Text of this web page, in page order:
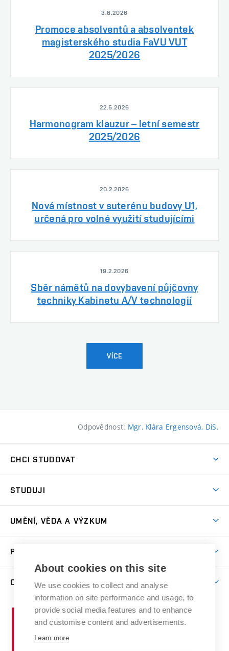
3.6.2026
Promoce absolventů a absolventek
magisterského studia FaVU VUT
2025/2026
22.5.2026
Harmonogram klauzur – letní semestr
2025/2026
20.2.2026
Nová místnost v suterénu budovy U1,
určená pro volné využití studujícími
19.2.2026
Sběr námětů na dovybavení půjčovny
techniky Kabinetu A/V technologií
VÍCE
Odpovědnost: Mgr. Klára Ergensová, DiS.
CHCI STUDOVAT
Přijímačky
Dny otevřených dveří
Přípravné kurzy
Studium bez bariér
Katedra teorií a dějin umění
Kabinety a dílny
Kontakt
E-přihláška
STUDUJI
Časový plán studia
Studijní předpisy a formuláře
Studium a stáže v zahraničí
Rezidenční pobyty
Odborná praxe
Stipendia
UMĚNÍ, VĚDA A VÝZKUM
Publikační činnost
Projekty
Výstavy
PRO VEŘEJNOST
Letní školy a semestrální kurzy
Nakladatelská a vydavatelská činnost
Research Catalogue
Galerie
O FAKULTĚ
Aktuality
Informační tabule
Organizační struktura
Vysoké
učení
About cookies on this site
We use cookies to collect and analyse
information on site performance and usage, to
provide social media features and to enhance
and customise content and advertisements.
Learn more